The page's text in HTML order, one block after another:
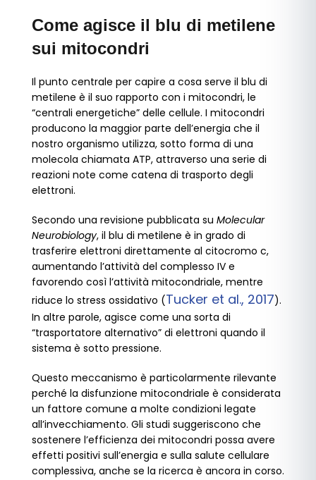
Come agisce il blu di metilene
sui mitocondri
Il punto centrale per capire a cosa serve il blu di
metilene è il suo rapporto con i mitocondri, le
“centrali energetiche” delle cellule. I mitocondri
producono la maggior parte dell’energia che il
nostro organismo utilizza, sotto forma di una
molecola chiamata ATP, attraverso una serie di
reazioni note come catena di trasporto degli
elettroni.
Secondo una revisione pubblicata su Molecular
Neurobiology, il blu di metilene è in grado di
trasferire elettroni direttamente al citocromo c,
aumentando l’attività del complesso IV e
favorendo così l’attività mitocondriale, mentre
riduce lo stress ossidativo (Tucker et al., 2017).
In altre parole, agisce come una sorta di
“trasportatore alternativo” di elettroni quando il
sistema è sotto pressione.
Questo meccanismo è particolarmente rilevante
perché la disfunzione mitocondriale è considerata
un fattore comune a molte condizioni legate
all’invecchiamento. Gli studi suggeriscono che
sostenere l’efficienza dei mitocondri possa avere
effetti positivi sull’energia e sulla salute cellulare
complessiva, anche se la ricerca è ancora in corso.